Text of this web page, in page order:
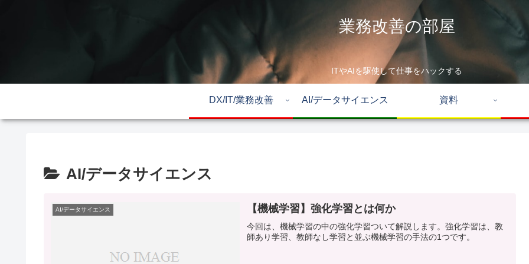
業務改善の部屋
ITやAIを駆使して仕事をハックする
DX/IT/業務改善 AI/データサイエンス 資料
AI/データサイエンス
AI/データサイエンス 【機械学習】強化学習とは何か
今回は、機械学習の中の強化学習ついて解説します。強化学習は、教
師あり学習、教師なし学習と並ぶ機械学習の手法の1つです。